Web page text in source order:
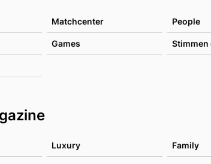
Matchcenter People
Games Stimmen
Luxury Family